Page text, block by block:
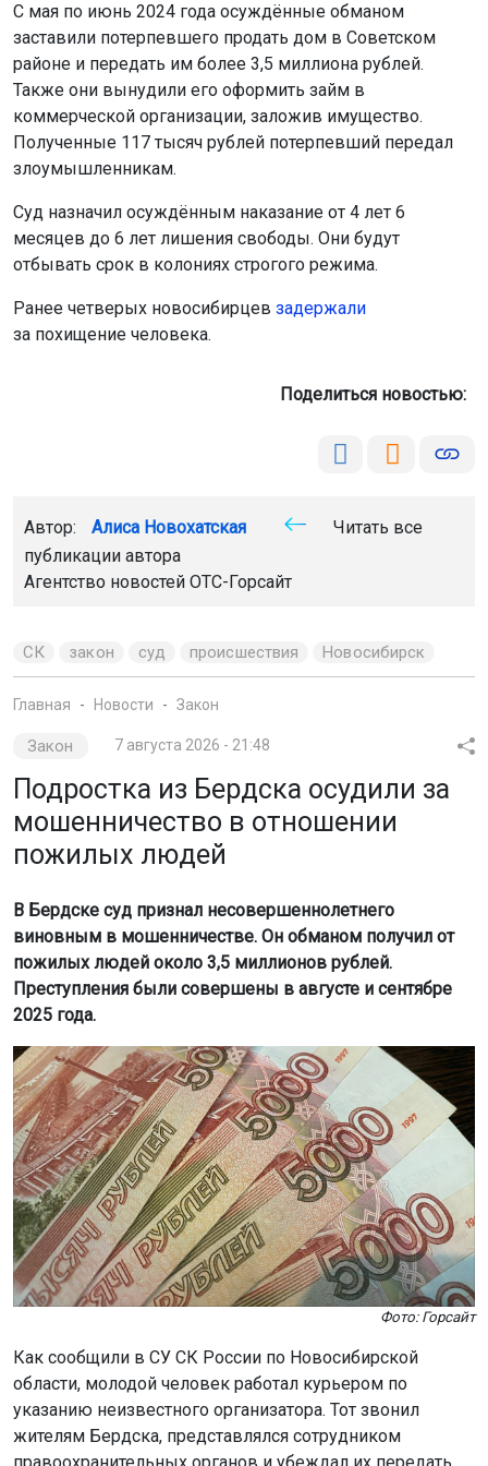
С мая по июнь 2024 года осуждённые обманом
заставили потерпевшего продать дом в Советском
районе и передать им более 3,5 миллиона рублей.
Также они вынудили его оформить займ в
коммерческой организации, заложив имущество.
Полученные 117 тысяч рублей потерпевший передал
злоумышленникам.
Суд назначил осуждённым наказание от 4 лет 6
месяцев до 6 лет лишения свободы. Они будут
отбывать срок в колониях строгого режима.
Ранее четверых новосибирцев задержали
за похищение человека.
Поделиться новостью:
Автор: Алиса Новохатская
Читать все
публикации автора
Агентство новостей ОТС-Горсайт
СК закон суд происшествия Новосибирск
Главная Новости Закон
Закон 7 августа 2026 - 21:48
Подростка из Бердска осудили за
мошенничество в отношении
пожилых людей
В Бердске суд признал несовершеннолетнего
виновным в мошенничестве. Он обманом получил от
пожилых людей около 3,5 миллионов рублей.
Преступления были совершены в августе и сентябре
2025 года.
Фото: Горсайт
Как сообщили в СУ СК России по Новосибирской
области, молодой человек работал курьером по
указанию неизвестного организатора. Тот звонил
жителям Бердска, представлялся сотрудником
правоохранительных органов и убеждал их передать